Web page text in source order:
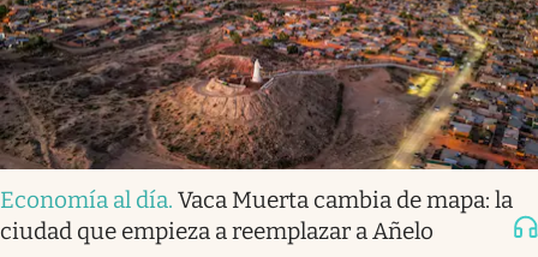
Economía al día. Vaca Muerta cambia de mapa: la
ciudad que empieza a reemplazar a Añelo